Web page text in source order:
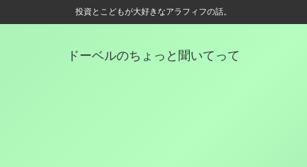
投資とこどもが大好きなアラフィフの話。
ドーベルのちょっと聞いてって